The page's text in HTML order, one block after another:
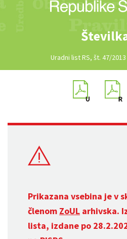
Uradni list RS, št. 47/
Prikazana vsebina je v
členom ZoUL arhivska.
lista, izdane po